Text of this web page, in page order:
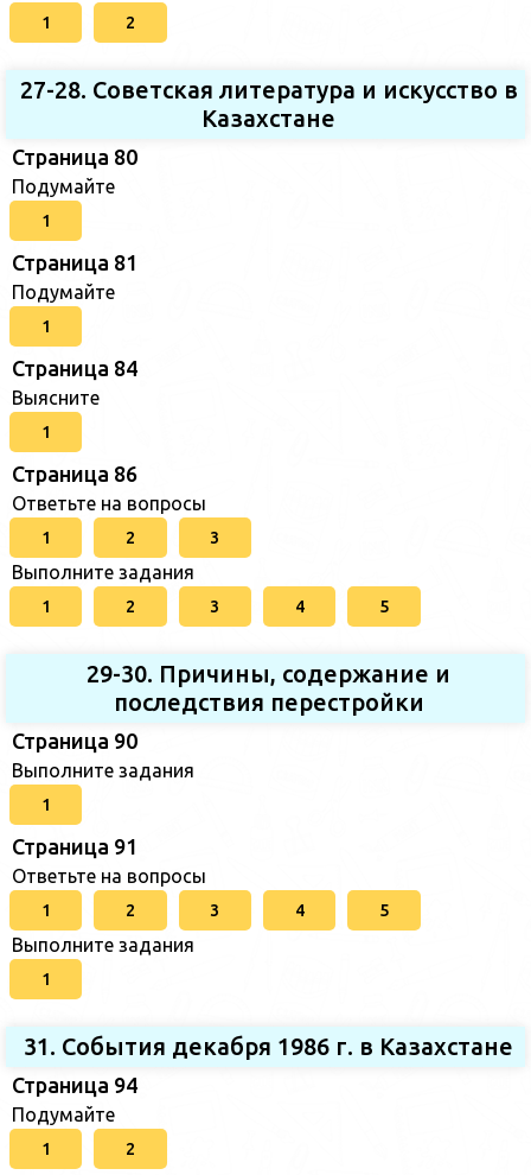
1 2
27-28. Советская литература и искусство в
Казахстане
Страница 80
Подумайте
1
Страница 81
Подумайте
1
Страница 84
Выясните
1
Страница 86
Ответьте на вопросы
1 2 3
Выполните задания
1 2 3 4 5
29-30. Причины, содержание и
последствия перестройки
Страница 90
Выполните задания
1
Страница 91
Ответьте на вопросы
1 2 3 4 5
Выполните задания
1
31. События декабря 1986 г. в Казахстане
Страница 94
Подумайте
1 2